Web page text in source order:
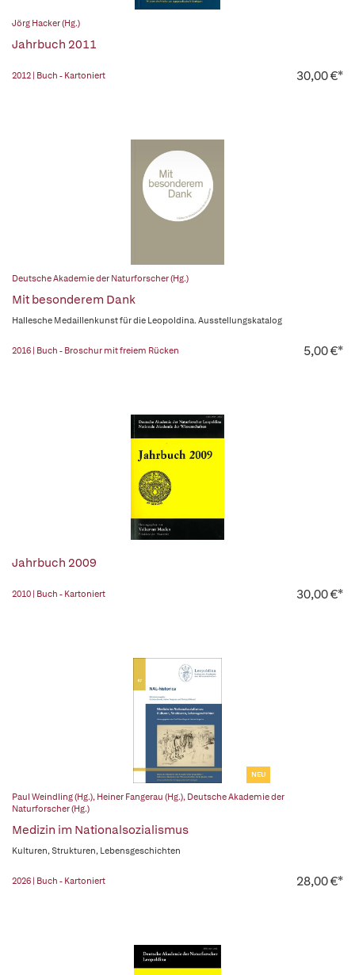
Jörg Hacker (Hg.)
Jahrbuch 2011
2012 | Buch - Kartoniert 30,00 €*
Deutsche Akademie der Naturforscher (Hg.)
Mit besonderem Dank
Hallesche Medaillenkunst für die Leopoldina. Ausstellungskatalog
2016 | Buch - Broschur mit freiem Rücken 5,00 €*
Jahrbuch 2009
2010 | Buch - Kartoniert 30,00 €*
NEU
Paul Weindling (Hg.), Heiner Fangerau (Hg.), Deutsche Akademie der
Naturforscher (Hg.)
Medizin im Nationalsozialismus
Kulturen, Strukturen, Lebensgeschichten
2026 | Buch - Kartoniert 28,00 €*